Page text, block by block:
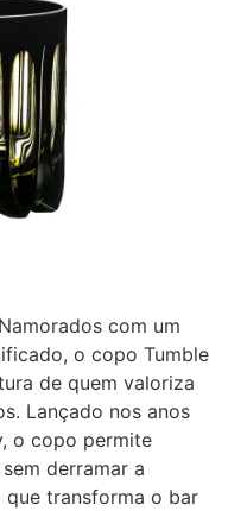
com um
o copo Tumble
de quem valoriza
Lançado nos anos
o copo permite
derramar a
que transforma o bar